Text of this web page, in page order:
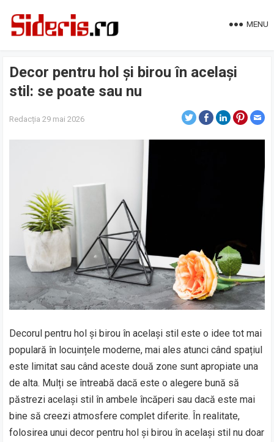
MENU
Decor pentru hol și birou în același
stil: se poate sau nu
Redacția 29 mai 2026
Decorul pentru hol și birou în același stil este o idee tot mai
populară în locuințele moderne, mai ales atunci când spațiul
este limitat sau când aceste două zone sunt apropiate una
de alta. Mulți se întreabă dacă este o alegere bună să
păstrezi același stil în ambele încăperi sau dacă este mai
bine să creezi atmosfere complet diferite. În realitate,
folosirea unui decor pentru hol și birou în același stil nu doar